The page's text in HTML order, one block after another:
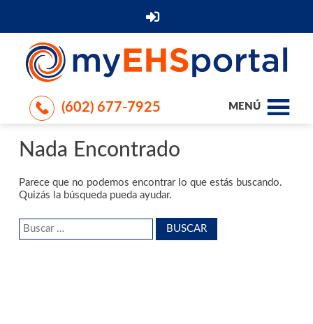
(602) 677-7925 MENÚ
Nada Encontrado
Parece que no podemos encontrar lo que estás buscando.
Quizás la búsqueda pueda ayudar.
Buscar: